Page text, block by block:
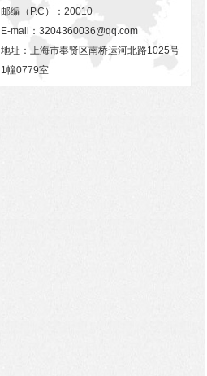
邮编（P.C）：20010
E-mail： 3204360036@qq.com
地址：上海市奉贤区南桥运河北路1025号
1幢0779室